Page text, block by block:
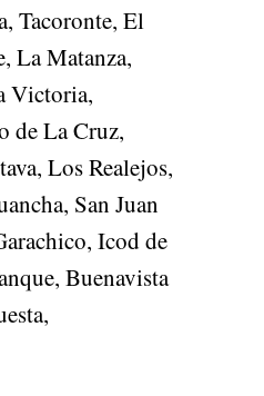
Tacoronte, El
La Matanza,
Victoria,
de La Cruz,
Los Realejos,
San Juan
Icod de
Buenavista